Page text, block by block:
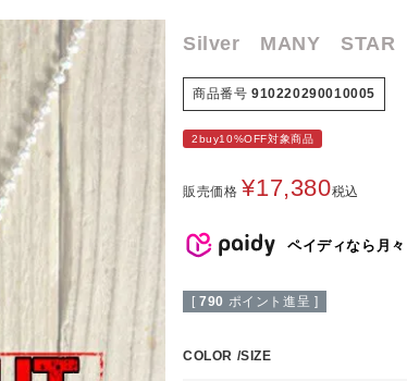
Silver MANY STAR
商品番号 910220290010005
2buy10%OFF対象商品
販売価格 ¥17,380税込
ペイディなら月々
[ 790 ポイント進呈 ]
COLOR SIZE